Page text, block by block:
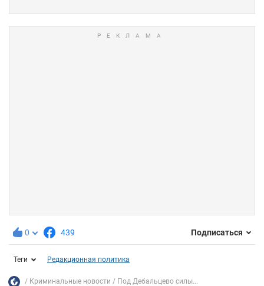
0 439 Подписаться
Теги Редакционная политика
Криминальные новости Под Дебальцево силы...